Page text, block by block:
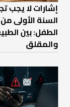
إشارات لا يجب
السنة الأولى
الطفل: بين
والمقلق